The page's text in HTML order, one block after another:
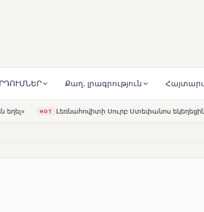
Քաղ. լրագրություն
Սուրբ Ստեփանոս եկեղեցին վերակառուցվել է